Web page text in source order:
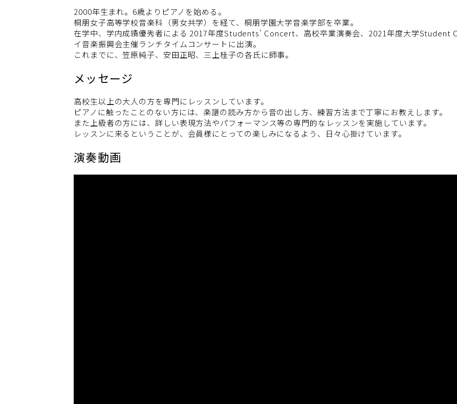
2000年生まれ。6歳よりピアノを始める。
桐朋女子高等学校音楽科（男女共学）を経て、桐朋学園大学音楽学部を卒業。
在学中、学内成績優秀者による 2017年度Students' Concert、高校卒業演奏会、2021年度大学Student
イ音楽振興会主催ランチタイムコンサートに出演。
これまでに、笠原純子、安田正昭、三上桂子の各氏に師事。
メッセージ
高校生以上の大人の方を専門にレッスンしています。
ピアノに触ったことのない方には、楽譜の読み方から音の出し方、練習方法まで丁寧にお教えします。
また上級者の方には、詳しい表現方法やパフォーマンス等の専門的なレッスンを実施しています。
レッスンに来るということが、会員様にとっての楽しみになるよう、日々心掛けています。
演奏動画